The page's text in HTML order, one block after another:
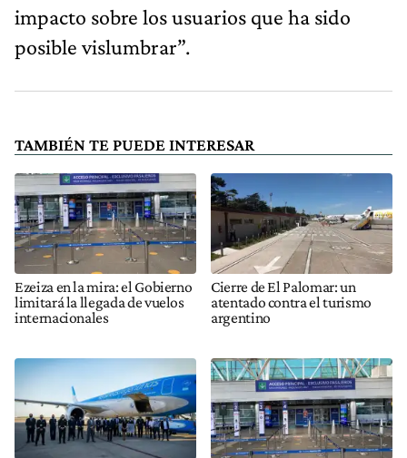
impacto sobre los usuarios que ha sido
posible vislumbrar”.
TAMBIÉN TE PUEDE INTERESAR
Ezeiza en la mira: el Gobierno
limitará la llegada de vuelos
internacionales
Cierre de El Palomar: un
atentado contra el turismo
argentino